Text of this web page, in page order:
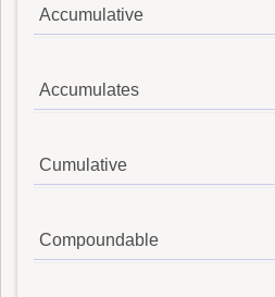
Accumulative
Accumulates
Cumulative
Compoundable